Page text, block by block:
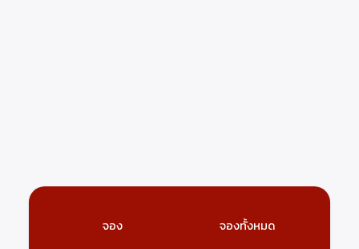
จอง จองทั้งหมด